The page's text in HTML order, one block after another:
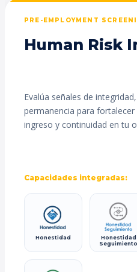
PRE-EMPLOYMENT
Human Risk
Evalúa señales de
permanencia para fortalecer
ingreso y continuidad en tu
Capacidades integradas:
Honestidad
Honestidad
Seguimiento